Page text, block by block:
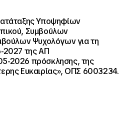
Υποψηφίων
Συμβούλων
Ψυχολόγων για τη
2027 της ΑΠ
2026 πρόσκλησης, της
Ευκαιρίας», ΟΠΣ 6003234.